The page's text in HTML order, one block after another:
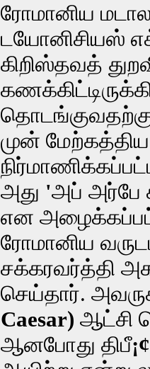
ரோமானிய
டயோனிசியஸ்
கிறிஸ்தவத்
முன்
அது 'அப் அர்பே
என
ரோமானிய
சக்கரவர்த்தி
செய்தார்.
Caesar) ஆட்சி
ஆனபோது திபீ¡¢